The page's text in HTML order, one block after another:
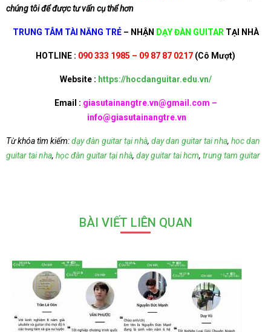
chúng tôi để được tư vấn cụ thể hơn
TRUNG TÂM TÀI NĂNG TRẺ– NHẬN DẠY ĐÀN GUITAR TẠI NHÀ
HOTLINE : 090 333 1985 – 09 87 87 0217 (Cô Mượt)
Website : https://hocdanguitar.edu.vn/
Email : giasutainangtre.vn@gmail.com –
info@giasutainangtre.vn
Từ khóa tìm kiếm:dạy đàn guitar tại nhà, day dan guitar tai nha, hoc dan
guitar tai nha, học đàn guitar tại nhà, day guitar tai hcm, trung tam guitar
BÀI VIẾT LIÊN QUAN